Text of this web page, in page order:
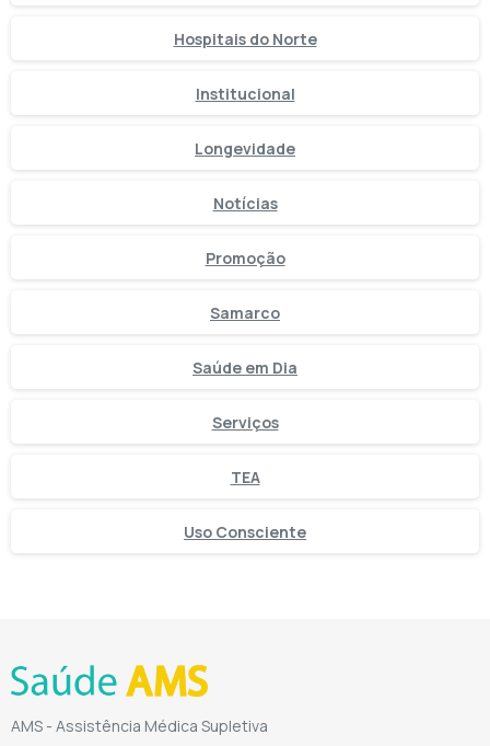
Hospitais do Norte
Institucional
Longevidade
Notícias
Promoção
Samarco
Saúde em Dia
Serviços
TEA
Uso Consciente
AMS - Assistência Médica Supletiva